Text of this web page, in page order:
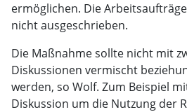
ermöglichen. Die
nicht ausgeschrieben.
Die Maßnahme sollte nicht mit
Diskussionen vermischt
werden, so Wolf. Zum Beispiel
Diskussion um die Nutzung der